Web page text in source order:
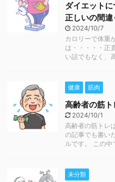
ダイエット
正しいの間違
2024/10/7
カロリーで体重
は・・・・・正
い話でもなく、
健康 筋肉
高齢者の筋
2024/10/1
高齢者の筋トレ
の記事でも書い
ルです。 この中
未分類